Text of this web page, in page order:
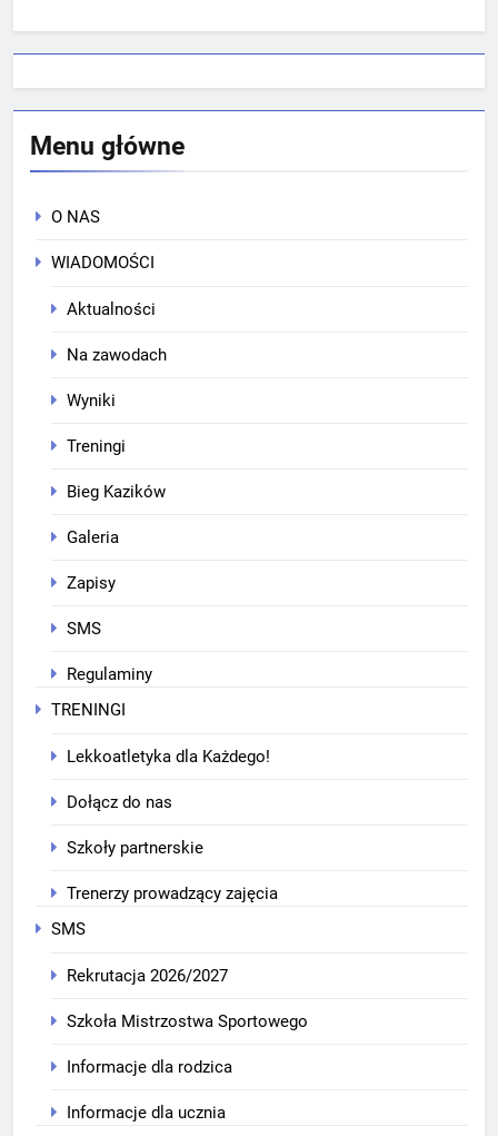
Menu główne
O NAS
WIADOMOŚCI
Aktualności
Na zawodach
Wyniki
Treningi
Bieg Kazików
Galeria
Zapisy
SMS
Regulaminy
TRENINGI
Lekkoatletyka dla Każdego!
Dołącz do nas
Szkoły partnerskie
Trenerzy prowadzący zajęcia
SMS
Rekrutacja 2026/2027
Szkoła Mistrzostwa Sportowego
Informacje dla rodzica
Informacje dla ucznia